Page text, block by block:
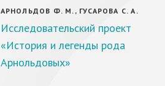
АРНОЛЬДОВ Ф. М., ГУСАРОВА С. А.
Исследовательский проект
«История и легенды рода
Арнольдовых»